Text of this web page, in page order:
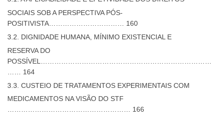
SOCIAIS SOB A PERSPECTIVA PÓS-
POSITIVISTA…………………………… 160
3.2. DIGNIDADE HUMANA, MÍNIMO EXISTENCIAL E
RESERVA DO
POSSÍVEL…………………………………………………………………
…… 164
3.3. CUSTEIO DE TRATAMENTOS EXPERIMENTAIS COM
MEDICAMENTOS NA VISÃO DO STF
……………………………………………… 166